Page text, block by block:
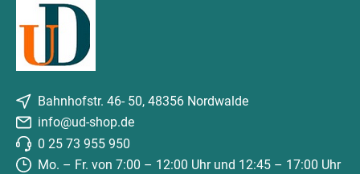
Bahnhofstr. 46- 50, 48356 Nordwalde
info@ud-shop.de
0 25 73 955 950
Mo. – Fr. von 7:00 – 12:00 Uhr und 12:45 – 17:00 Uhr